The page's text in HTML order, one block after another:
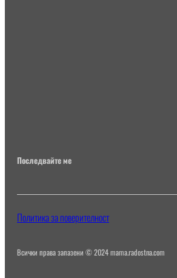
Последвайте ме
Всички права запазени © 2024 mama.radostna.com
Политика за поверителност